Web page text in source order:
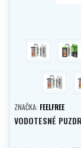
modrá
biela/
ZNAČKA: FEELFREE
VODOTESNÉ